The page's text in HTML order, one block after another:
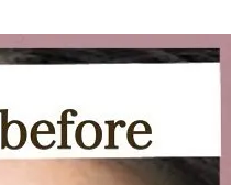
脱毛